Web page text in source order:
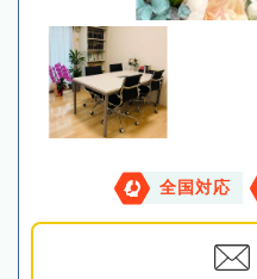
全国対応